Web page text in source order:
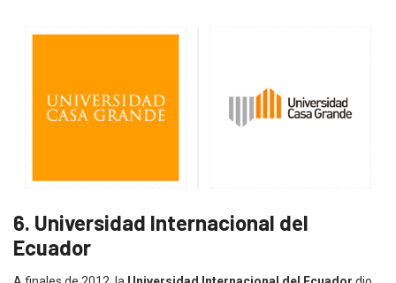
6. Universidad Internacional del
Ecuador